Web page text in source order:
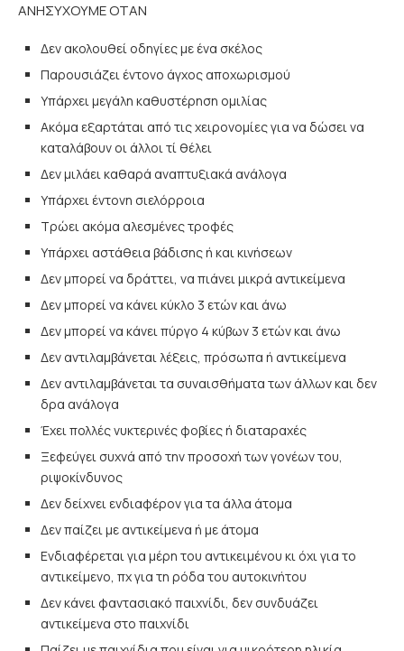
ΑΝΗΣΥΧΟΥΜΕ ΟΤΑΝ
Δεν ακολουθεί οδηγίες με ένα σκέλος
Παρουσιάζει έντονο άγχος αποχωρισμού
Υπάρχει μεγάλη καθυστέρηση ομιλίας
Ακόμα εξαρτάται από τις χειρονομίες για να δώσει να
καταλάβουν οι άλλοι τί θέλει
Δεν μιλάει καθαρά αναπτυξιακά ανάλογα
Υπάρχει έντονη σιελόρροια
Τρώει ακόμα αλεσμένες τροφές
Υπάρχει αστάθεια βάδισης ή και κινήσεων
Δεν μπορεί να δράττει, να πιάνει μικρά αντικείμενα
Δεν μπορεί να κάνει κύκλο 3 ετών και άνω
Δεν μπορεί να κάνει πύργο 4 κύβων 3 ετών και άνω
Δεν αντιλαμβάνεται λέξεις, πρόσωπα ή αντικείμενα
Δεν αντιλαμβάνεται τα συναισθήματα των άλλων και δεν
δρα ανάλογα
Έχει πολλές νυκτερινές φοβίες ή διαταραχές
Ξεφεύγει συχνά από την προσοχή των γονέων του,
ριψοκίνδυνος
Δεν δείχνει ενδιαφέρον για τα άλλα άτομα
Δεν παίζει με αντικείμενα ή με άτομα
Ενδιαφέρεται για μέρη του αντικειμένου κι όχι για το
αντικείμενο, πχ για τη ρόδα του αυτοκινήτου
Δεν κάνει φαντασιακό παιχνίδι, δεν συνδυάζει
αντικείμενα στο παιχνίδι